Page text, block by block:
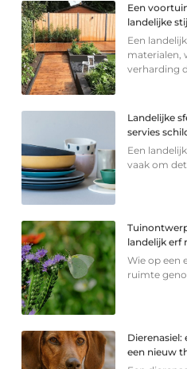
Een
landelijke
Een
materialen,
verharding
Landelijke
servies
Een
vaak om
landelijk erf
Wie op een
ruimte
Dierenasiel:
een nieuw